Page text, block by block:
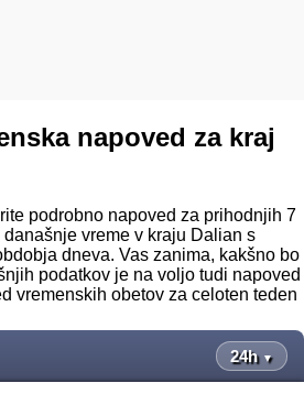
napoved za kraj
podrobno napoved za prihodnjih 7
vreme v kraju Dalian s
dneva. Vas zanima, kakšno bo
podatkov je na voljo tudi napoved
vremenskih obetov za celoten teden
24h ▼